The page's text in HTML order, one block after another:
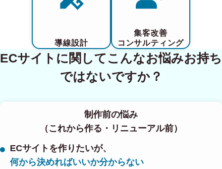
導線設計
集客改善
コンサルティング
ECサイトに関してこんなお悩みお持ち
ではないですか？
制作前の悩み
（これから作る・リニューアル前）
ECサイトを作りたいが、
何から決めればいいか分からない